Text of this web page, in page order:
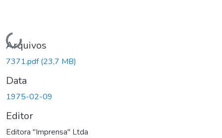
Carregando...
Arquivos
7371.pdf(23,7 MB)
Data
1975-02-09
Editor
Editora "Imprensa" Ltda